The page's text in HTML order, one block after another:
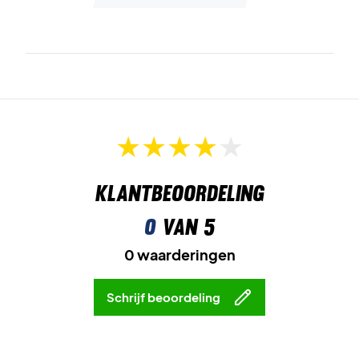
Klantbeoordeling
0van 5
0 waarderingen
Schrijf beoordeling